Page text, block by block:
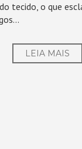
tecido, o que
LEIA MAIS